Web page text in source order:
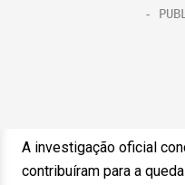
A investigação oficial
contribuíram para a